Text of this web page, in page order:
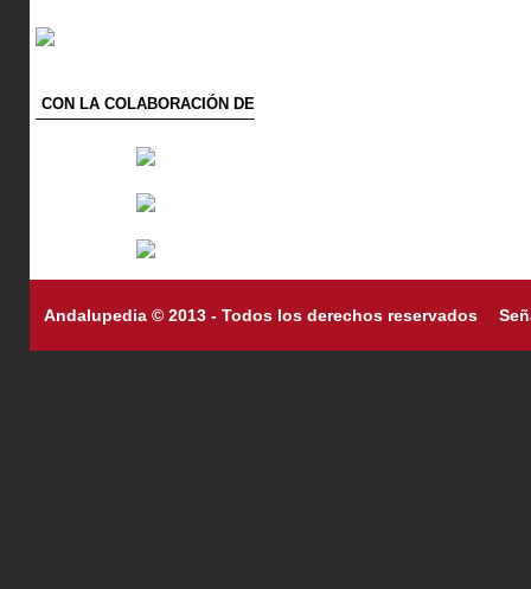
CON LA COLABORACIÓN DE
Andalupedia © 2013 - Todos los derechos reservados